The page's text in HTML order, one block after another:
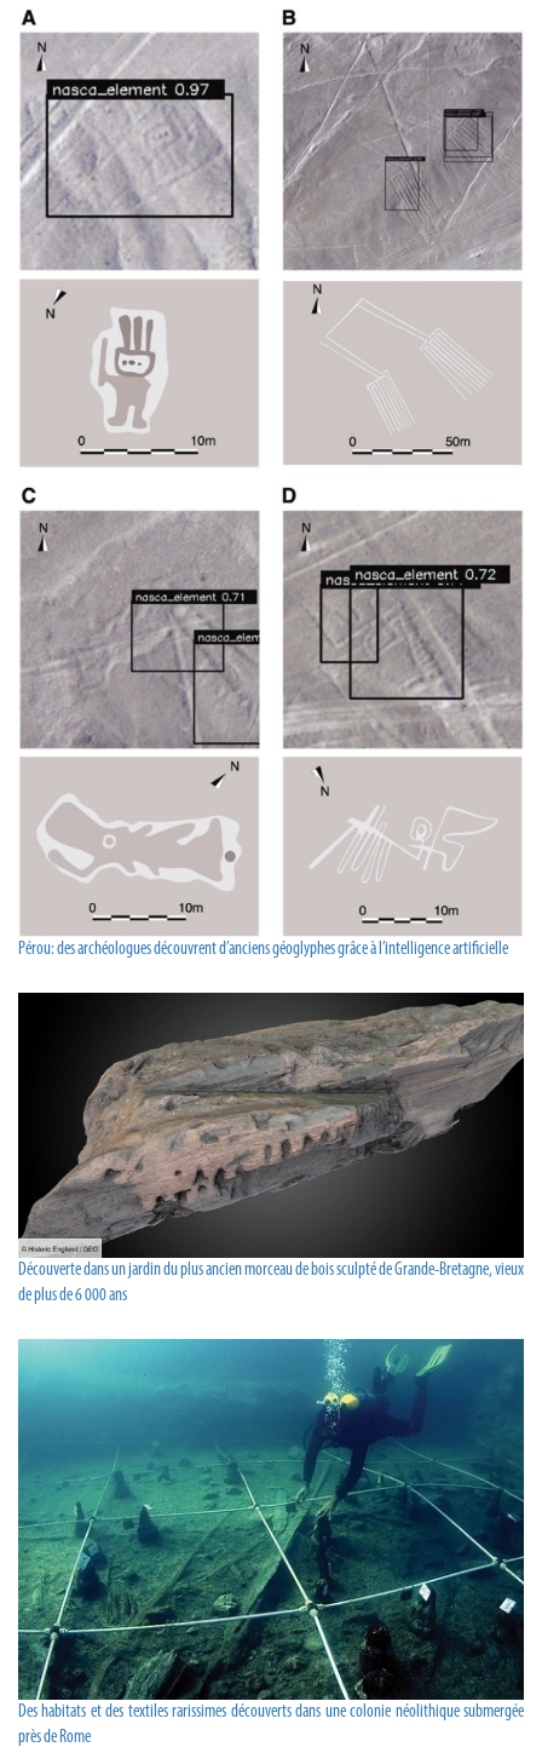
Pérou: des archéologues découvrent d’anciens géoglyphes grâce à l’intelligence artificielle
Découverte dans un jardin du plus ancien morceau de bois sculpté de Grande-Bretagne, vieux
de plus de 6 000 ans
Des habitats et des textiles rarissimes découverts dans une colonie néolithique submergée
près de Rome